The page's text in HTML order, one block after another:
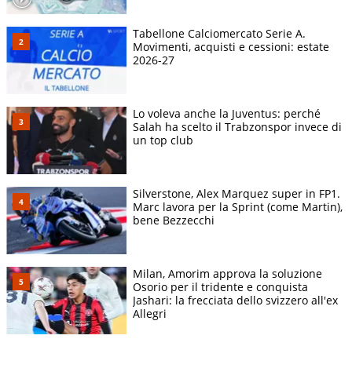
Tabellone Calciomercato Serie A.
Movimenti, acquisti e cessioni: estate
2026-27
Lo voleva anche la Juventus: perché
Salah ha scelto il Trabzonspor invece di
un top club
Silverstone, Alex Marquez super in FP1.
Marc lavora per la Sprint (come Martin),
bene Bezzecchi
Milan, Amorim approva la soluzione
Osorio per il tridente e conquista
Jashari: la frecciata dello svizzero all'ex
Allegri